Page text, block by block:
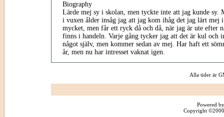
Biography
Lärde mej sy i skolan, men tyckte inte att jag kunde sy.
i vuxen ålder insåg jag att jag kom ihåg det jag lärt mej i
mycket, men får ett ryck då och då, när jag är ute efter
finns i handeln. Varje gång tycker jag att det är kul och
något själv, men kommer sedan av mej. Har haft ett
år, men nu har intresset vaknat igen.
Alla tider är
Powered
Copyright